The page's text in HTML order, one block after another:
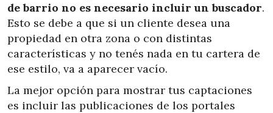
de barrio no es necesario incluir un buscador.
Esto se debe a que si un cliente desea una
propiedad en otra zona o con distintas
características y no tenés nada en tu cartera de
ese estilo, va a aparecer vacío.
La mejor opción para mostrar tus captaciones
es incluir las publicaciones de los portales